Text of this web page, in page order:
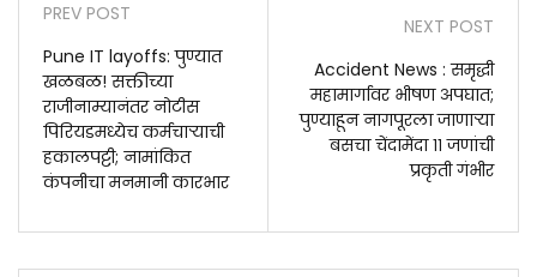
PREV POST
Pune IT layoffs: पुण्यात
खळबळ! सक्तीच्या
राजीनाम्यानंतर नोटीस
पिरियडमध्येच कर्मचाऱ्याची
हकालपट्टी; नामांकित
कंपनीचा मनमानी कारभार
NEXT POST
Accident News : समृद्धी
महामार्गावर भीषण अपघात;
पुण्याहून नागपूरला जाणाऱ्या
बसचा चेंदामेंदा ११ जणांची
प्रकृती गंभीर